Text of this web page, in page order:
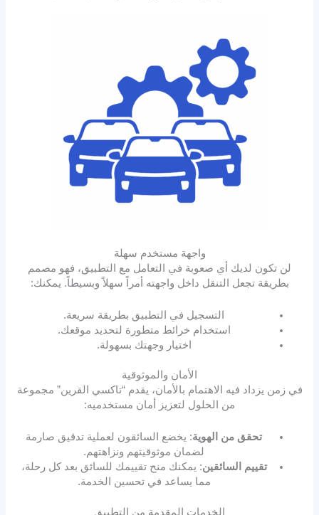
واجهة مستخدم سهلة
لن تكون لديك أي صعوبة في التعامل مع التطبيق، فهو مصمم
بطريقة تجعل التنقل داخل واجهته أمراً سهلاً وبسيطاً. يمكنك:
التسجيل في التطبيق بطريقة سريعة.
استخدام خرائط متطورة لتحديد موقعك.
اختيار وجهتك بسهولة.
الأمان والموثوقية
في زمن يزداد فيه الاهتمام بالأمان، يقدم “تاكسي القرين” مجموعة
من الحلول لتعزيز أمان مستخدميه:
تحقق من الهوية: يخضع السائقون لعملية تدقيق صارمة
لضمان موثوقيتهم ونزاهتهم.
تقييم السائقين: يمكنك منح تقييمك للسائق بعد كل رحلة،
مما يساعد في تحسين الخدمة.
الخدمات المقدمة من التطبيق